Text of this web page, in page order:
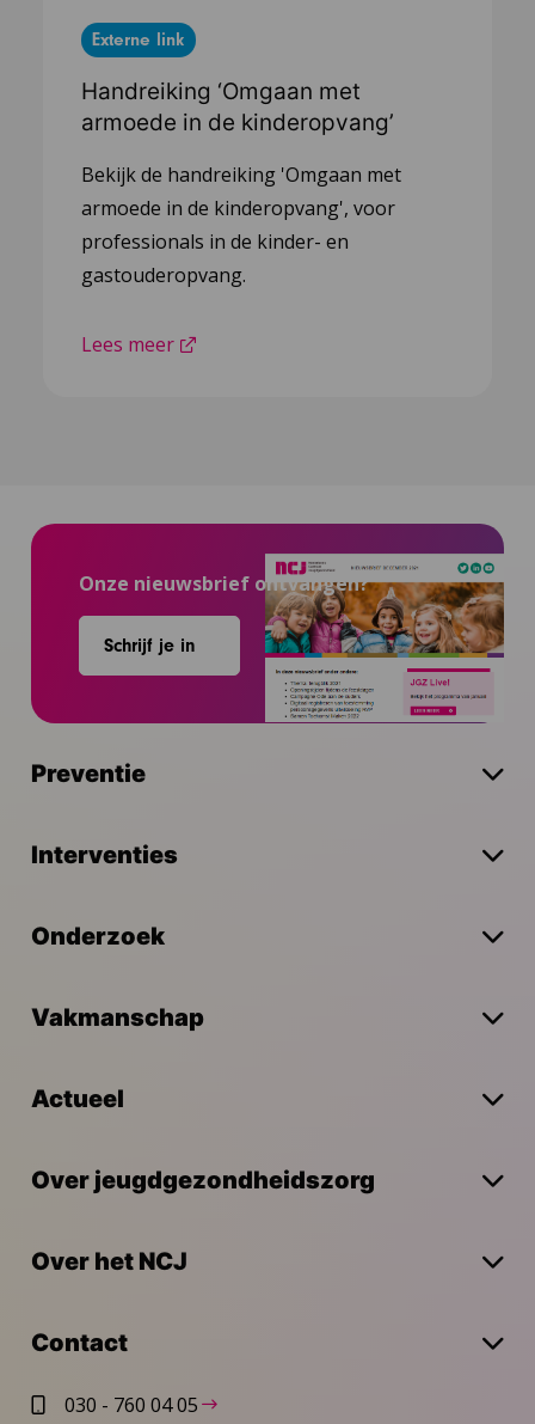
Externe link
Handreiking ‘Omgaan met
armoede in de kinderopvang’
Bekijk de handreiking 'Omgaan met
armoede in de kinderopvang', voor
professionals in de kinder- en
gastouderopvang.
Lees meer
Onze nieuwsbrief ontvangen?
Schrijf je in
Preventie
Interventies
Onderzoek
Vakmanschap
Actueel
Over jeugdgezondheidszorg
Over het NCJ
Contact
030 - 760 04 05